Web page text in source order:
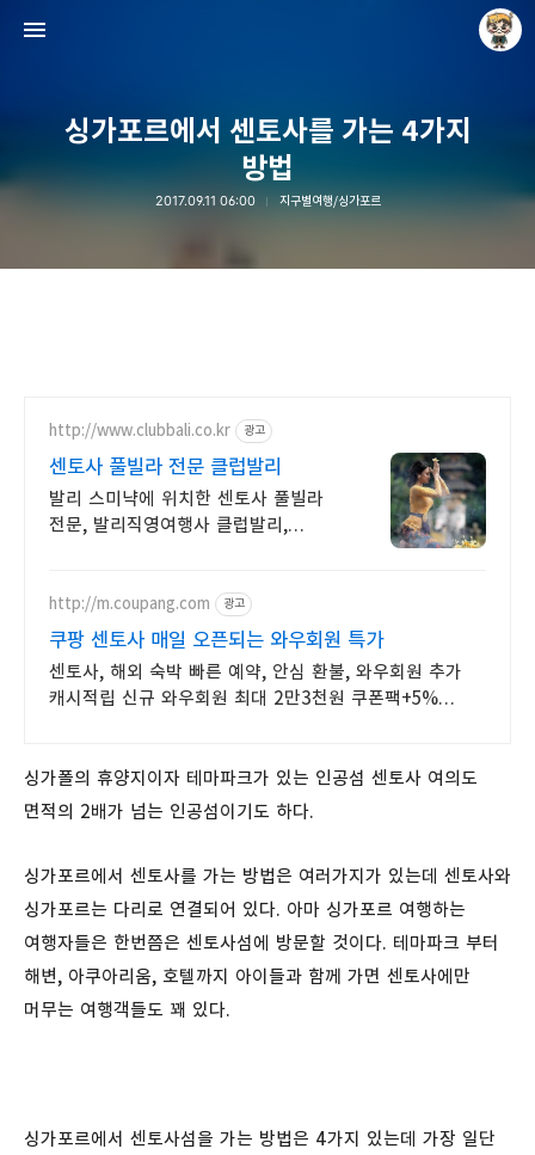
싱가포르에서 센토사를 가는 4가지
방법
2017.09.11 06:00 지구별여행/싱가포르
http://www.clubbali.co.kr 광고
센토사 풀빌라 전문 클럽발리
발리 스미냑에 위치한 센토사 풀빌라
전문, 발리직영여행사 클럽발리,
http://m.coupang.com 광고
쿠팡 센토사 매일 오픈되는 와우회원 특가
센토사, 해외 숙박 빠른 예약, 안심 환불, 와우회원 추가
캐시적립 신규 와우회원 최대 2만3천원 쿠폰팩+5%
싱가폴의 휴양지이자 테마파크가 있는 인공섬 센토사 여의도
면적의 2배가 넘는 인공섬이기도 하다.
싱가포르에서 센토사를 가는 방법은 여러가지가 있는데 센토사와
싱가포르는 다리로 연결되어 있다. 아마 싱가포르 여행하는
여행자들은 한번쯤은 센토사섬에 방문할 것이다. 테마파크 부터
해변, 아쿠아리움, 호텔까지 아이들과 함께 가면 센토사에만
머무는 여행객들도 꽤 있다.
싱가포르에서 센토사섬을 가는 방법은 4가지 있는데 가장 일단
Raycat : Photo and Story